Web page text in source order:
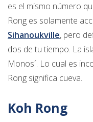
es el mismo número
Rong es solamente
Sihanoukville, pero
dos de tu tiempo. La
Monos´. Lo cual es
Rong significa cueva.
Koh Rong